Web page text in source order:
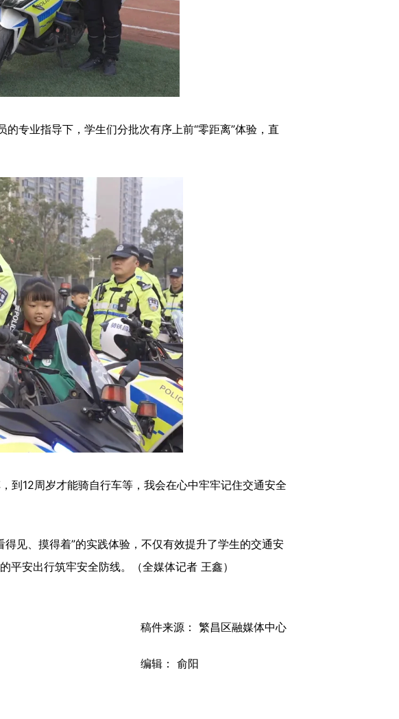
专业指导下，学生们分批次有序上前“零距离”体验，直
12周岁才能骑自行车等， 我会在心中牢牢记住交通安全
见、摸得着”的实践体验，不仅有效提升了学生的交通安
平安出行筑牢安全防线。（全媒体记者 王鑫）
稿件来源： 繁昌区融媒体中心
编辑： 俞阳